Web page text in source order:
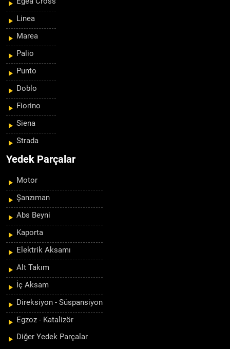
Linea
Marea
Palio
Punto
Doblo
Fiorino
Siena
Strada
Yedek Parçalar
Motor
Şanzıman
Abs Beyni
Kaporta
Elektrik Aksamı
Alt Takım
İç Aksam
Direksiyon - Süspansiyon
Egzoz - Katalizör
Diğer Yedek Parçalar